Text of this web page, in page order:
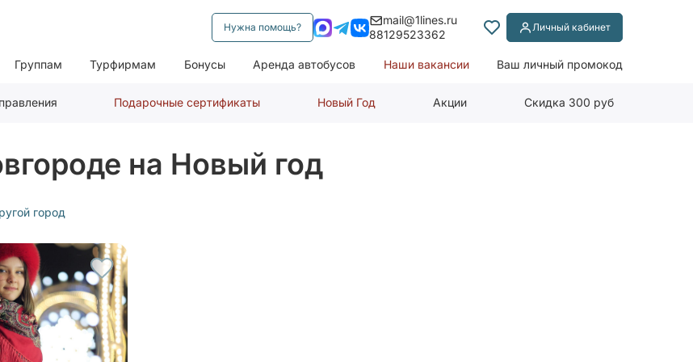
Нужна помощь?
mail@1lines.ru
88129523362
Личный кабинет
Группам Турфирмам Бонусы Аренда автобусов Наши вакансии Ваш личный промокод
Подарочные сертификаты Новый Год Акции Скидка 300 руб
на Новый год
город